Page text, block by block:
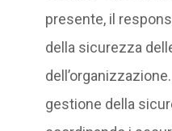
presente, il
della sicurezza
gestione della